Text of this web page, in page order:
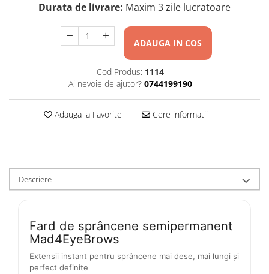
Durata de livrare: Maxim 3 zile lucratoare
ADAUGA IN COS
Cod Produs: 1114
Ai nevoie de ajutor? 0744199190
Adauga la Favorite Cere informatii
Descriere
Fard de sprâncene semipermanent
Mad4EyeBrows
Extensii instant pentru sprâncene mai dese, mai lungi și
perfect definite